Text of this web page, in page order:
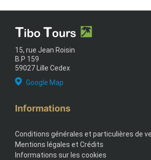
15, rue Jean Roisin
B.P 159
59027 Lille Cedex
Google Map
Informations
Conditions générales et particulières de
Mentions légales et Crédits
Informations sur les cookies